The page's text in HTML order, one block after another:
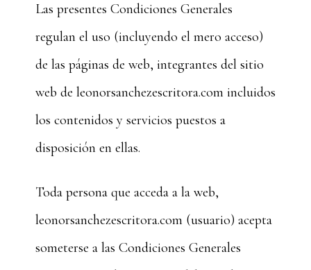
Las presentes Condiciones Generales
regulan el uso (incluyendo el mero acceso)
de las páginas de web, integrantes del sitio
web de leonorsanchezescritora.com incluidos
los contenidos y servicios puestos a
disposición en ellas.
Toda persona que acceda a la web,
leonorsanchezescritora.com (usuario) acepta
someterse a las Condiciones Generales